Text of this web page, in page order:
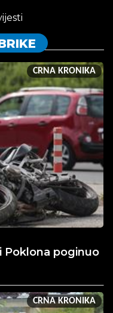
CRNA KRONIKA
Poklona poginuo
CRNA KRONIKA